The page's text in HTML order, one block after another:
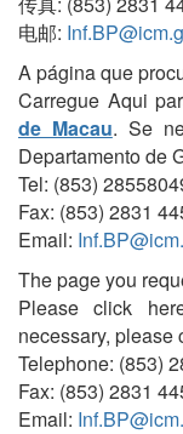
电邮:
A página que
Carregue Aqui
de Macau. Se
Departamento de
Tel: (853)
Fax: (853) 2831
Email:
The page you
Please click
necessary, please
Telephone: (853)
Fax: (853) 2831
Email: